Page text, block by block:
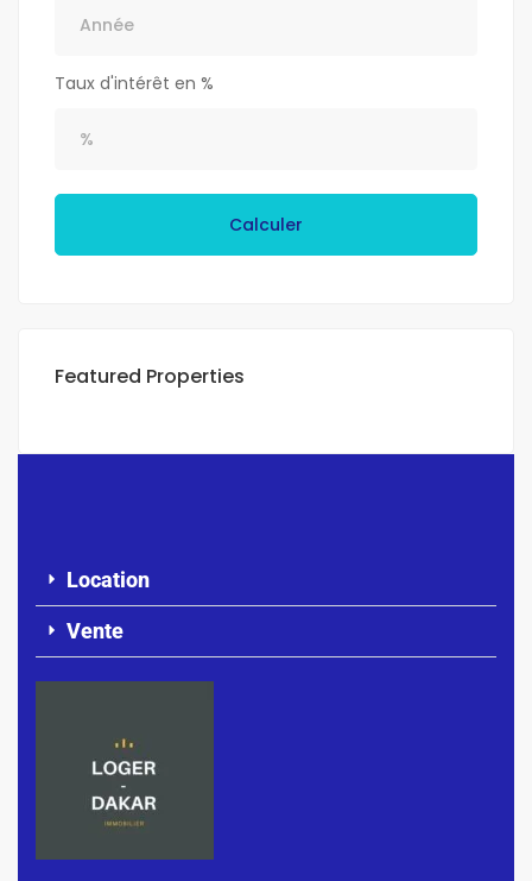
Taux d'intérêt en %
Calculer
Featured Properties
Location
Vente